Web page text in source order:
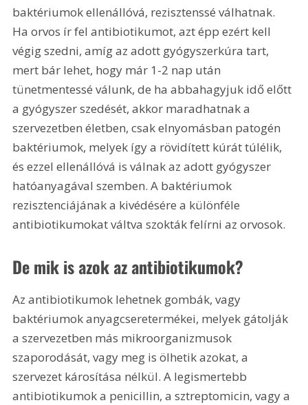
baktériumok ellenállóvá, rezisztenssé válhatnak.
Ha orvos ír fel antibiotikumot, azt épp ezért kell
végig szedni, amíg az adott gyógyszerkúra tart,
mert bár lehet, hogy már 1-2 nap után
tünetmentessé válunk, de ha abbahagyjuk idő előtt
a gyógyszer szedését, akkor maradhatnak a
szervezetben életben, csak elnyomásban patogén
baktériumok, melyek így a rövidített kúrát túlélik,
és ezzel ellenállóvá is válnak az adott gyógyszer
hatóanyagával szemben. A baktériumok
rezisztenciájának a kivédésére a különféle
antibiotikumokat váltva szokták felírni az orvosok.
De mik is azok az antibiotikumok?
Az antibiotikumok lehetnek gombák, vagy
baktériumok anyagcseretermékei, melyek gátolják
a szervezetben más mikroorganizmusok
szaporodását, vagy meg is ölhetik azokat, a
szervezet károsítása nélkül. A legismertebb
antibiotikumok a penicillin, a sztreptomicin, vagy a